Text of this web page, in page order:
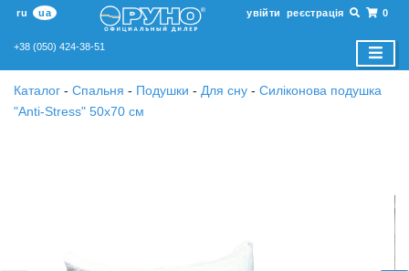
ru ua увійти реєстрація 0
+38 (050) 424-38-51
Каталог - Спальня - Подушки - Для сну - Силіконова подушка
"Anti-Stress" 50х70 см